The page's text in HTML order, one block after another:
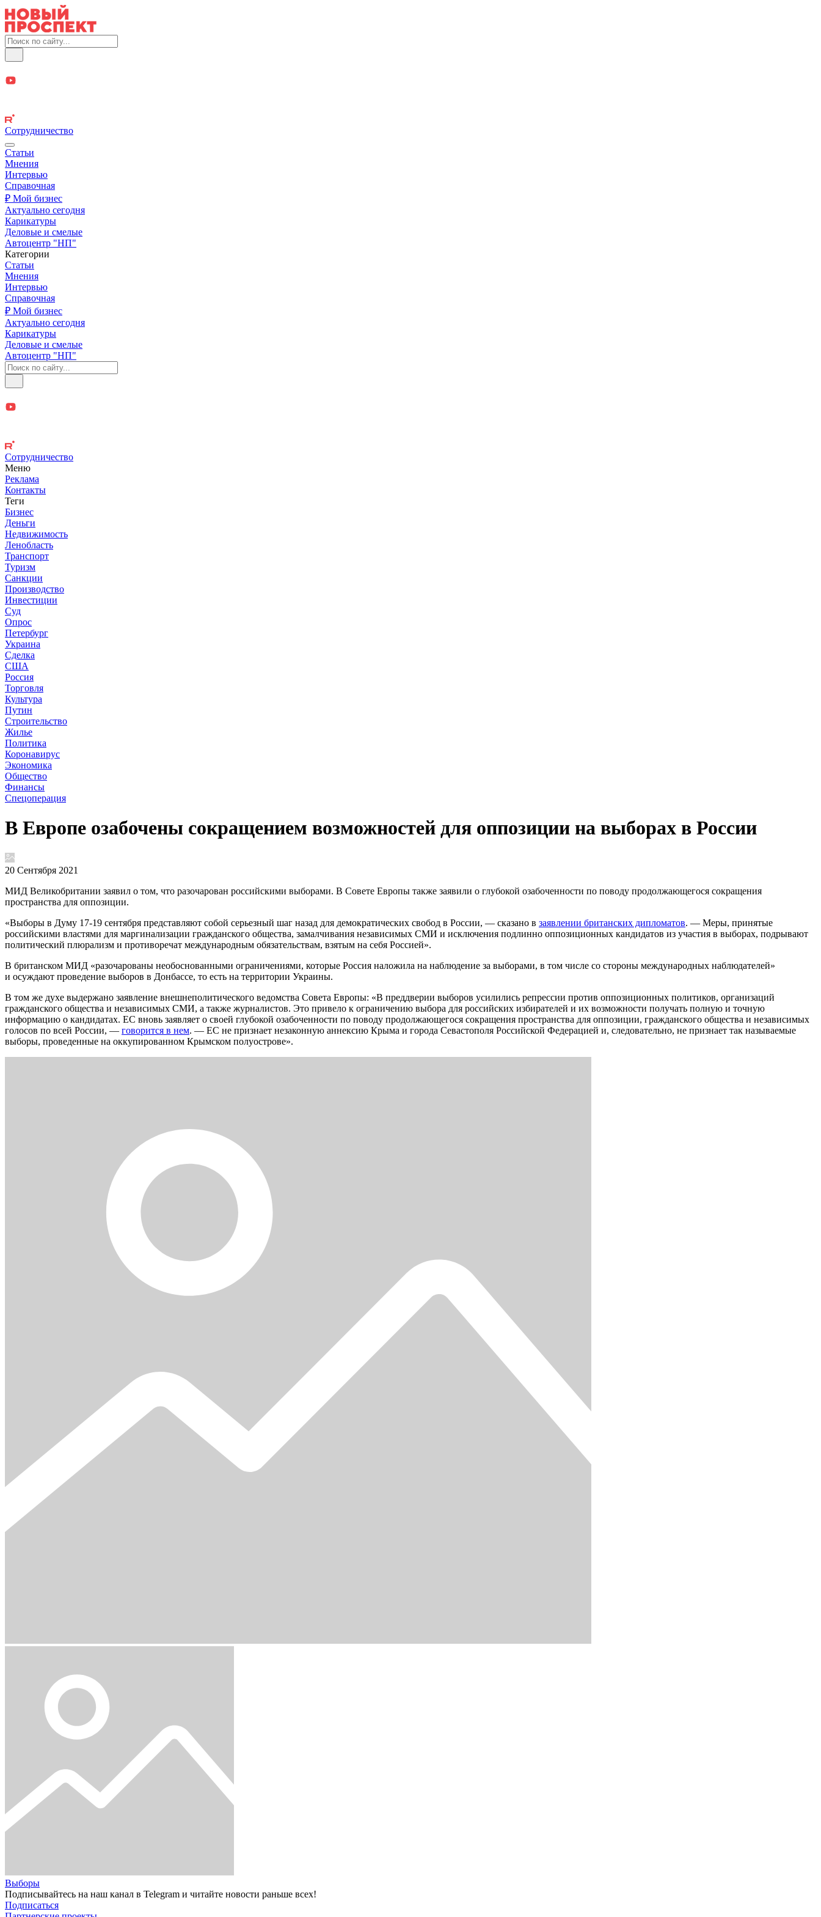
Сотрудничество
Статьи
Мнения
Интервью
Справочная
₽ Мой бизнес
Актуально сегодня
Карикатуры
Деловые и смелые
Автоцентр "НП"
Категории
Статьи
Мнения
Интервью
Справочная
₽ Мой бизнес
Актуально сегодня
Карикатуры
Деловые и смелые
Автоцентр "НП"
Сотрудничество
Меню
Реклама
Контакты
Теги
Бизнес
Деньги
Недвижимость
Ленобласть
Транспорт
Туризм
Санкции
Производство
Инвестиции
Суд
Опрос
Петербург
Украина
Сделка
США
Россия
Торговля
Культура
Путин
Строительство
Жилье
Политика
Коронавирус
Экономика
Общество
Финансы
Спецоперация
В Европе озабочены сокращением возможностей для оппозиции на выборах в России
20 Сентября 2021
МИД Великобритании заявил о том, что разочарован российскими выборами. В Совете Европы также заявили о глубокой озабоченности по поводу продолжающегося сокращения
пространства для оппозиции.
«Выборы в Думу 17-19 сентября представляют собой серьезный шаг назад для демократических свобод в России, — сказано в заявлении британских дипломатов. — Меры, принятые
российскими властями для маргинализации гражданского общества, замалчивания независимых СМИ и исключения подлинно оппозиционных кандидатов из участия в выборах, подрывают
политический плюрализм и противоречат международным обязательствам, взятым на себя Россией».
В британском МИД «разочарованы необоснованными ограничениями, которые Россия наложила на наблюдение за выборами, в том числе со стороны международных наблюдателей»
и осуждают проведение выборов в Донбассе, то есть на территории Украины.
В том же духе выдержано заявление внешнеполитического ведомства Совета Европы: «В преддверии выборов усилились репрессии против оппозиционных политиков, организаций
гражданского общества и независимых СМИ, а также журналистов. Это привело к ограничению выбора для российских избирателей и их возможности получать полную и точную
информацию о кандидатах. ЕС вновь заявляет о своей глубокой озабоченности по поводу продолжающегося сокращения пространства для оппозиции, гражданского общества и независимых
голосов по всей России, — говорится в нем. — ЕС не признает незаконную аннексию Крыма и города Севастополя Российской Федерацией и, следовательно, не признает так называемые
выборы, проведенные на оккупированном Крымском полуострове».
Выборы
Подписывайтесь на наш канал в Telegram и читайте новости раньше всех!
Подписаться